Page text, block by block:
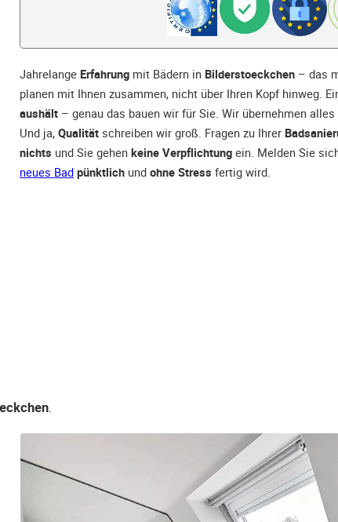
Jahrelange Erfahrung mit Bädern in Bilderstoeckchen – das
planen mit Ihnen zusammen, nicht über Ihren Kopf hinweg.
aushält – genau das bauen wir für Sie. Wir übernehmen
Und ja, Qualität schreiben wir groß. Fragen zu Ihrer
nichts und Sie gehen keine Verpflichtung ein. Melden Sie
neues Bad pünktlich und ohne Stress fertig wird.
.